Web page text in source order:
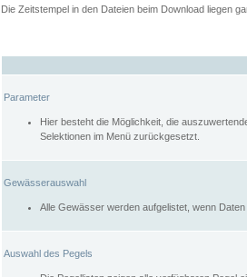
Die Zeitstempel in den Dateien beim Download liegen
Parameter
Hier besteht die Möglichkeit, die
Selektionen im Menü zurückgesetzt.
Gewässerauswahl
Alle Gewässer werden aufgelistet, wenn
Auswahl des Pegels